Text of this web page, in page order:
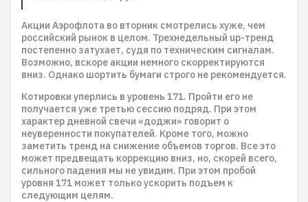
Акции Аэрофлота во вторник смотрелись хуже, чем
российский рынок в целом. Трехнедельный up-тренд
постепенно затухает, судя по техническим сигналам.
Возможно, вскоре акции немного скорректируются
вниз. Однако шортить бумаги строго не рекомендуется.
Котировки уперлись в уровень 171. Пройти его не
получается уже третью сессию подряд. При этом
характер дневной свечи «доджи» говорит о
неуверенности покупателей. Кроме того, можно
заметить тренд на снижение объемов торгов. Все это
может предвещать коррекцию вниз, но, скорей всего,
сильного падения мы не увидим. При этом пробой
уровня 171 может только ускорить подъем к
следующим целям.